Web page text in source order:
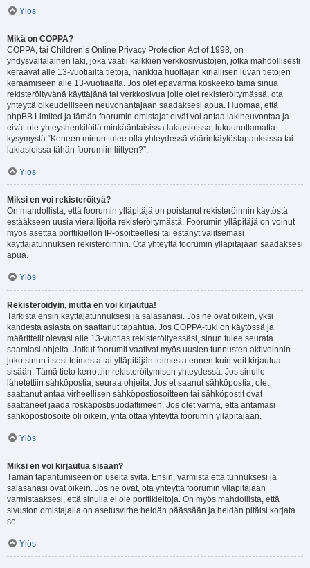
Ylös
Mikä on COPPA?
COPPA, tai Children’s Online Privacy Protection Act of 1998, on
yhdysvaltalainen laki, joka vaatii kaikkien verkkosivustojen, jotka mahdollisesti
keräävät alle 13-vuotiailta tietoja, hankkia huoltajan kirjallisen luvan tietojen
keräämiseen alle 13-vuotiaalta. Jos olet epävarma koskeeko tämä sinua
rekisteröityvänä käyttäjänä tai verkkosivua jolle olet rekisteröitymässä, ota
yhteyttä oikeudelliseen neuvonantajaan saadaksesi apua. Huomaa, että
phpBB Limited ja tämän foorumin omistajat eivät voi antaa lakineuvontaa ja
eivät ole yhteyshenkilöitä minkäänlaisissa lakiasioissa, lukuunottamatta
kysymystä “Keneen minun tulee olla yhteydessä väärinkäytöstapauksissa tai
lakiasioissa tähän foorumiin liittyen?”.
Ylös
Miksi en voi rekisteröityä?
On mahdollista, että foorumin ylläpitäjä on poistanut rekisteröinnin käytöstä
estääkseen uusia vierailijoita rekisteröitymästä. Foorumin ylläpitäjä on voinut
myös asettaa porttikiellon IP-osoitteellesi tai estänyt valitsemasi
käyttäjätunnuksen rekisteröinnin. Ota yhteyttä foorumin ylläpitäjään saadaksesi
apua.
Ylös
Rekisteröidyin, mutta en voi kirjautua!
Tarkista ensin käyttäjätunnuksesi ja salasanasi. Jos ne ovat oikein, yksi
kahdesta asiasta on saattanut tapahtua. Jos COPPA-tuki on käytössä ja
määrittelit olevasi alle 13-vuotias rekisteröityessäsi, sinun tulee seurata
saamiasi ohjeita. Jotkut foorumit vaativat myös uusien tunnusten aktivoinnin
joko sinun itsesi toimesta tai ylläpitäjän toimesta ennen kuin voit kirjautua
sisään. Tämä tieto kerrottiin rekisteröitymisen yhteydessä. Jos sinulle
lähetettiin sähköpostia, seuraa ohjeita. Jos et saanut sähköpostia, olet
saattanut antaa virheellisen sähköpostiosoitteen tai sähköpostit ovat
saattaneet jäädä roskapostisuodattimeen. Jos olet varma, että antamasi
sähköpostiosoite oli oikein, yritä ottaa yhteyttä foorumin ylläpitäjään.
Ylös
Miksi en voi kirjautua sisään?
Tämän tapahtumiseen on useita syitä. Ensin, varmista että tunnuksesi ja
salasanasi ovat oikein. Jos ne ovat, ota yhteyttä foorumin ylläpitäjään
varmistaaksesi, että sinulla ei ole porttikieltoja. On myös mahdollista, että
sivuston omistajalla on asetusvirhe heidän päässään ja heidän pitäisi korjata
se.
Ylös